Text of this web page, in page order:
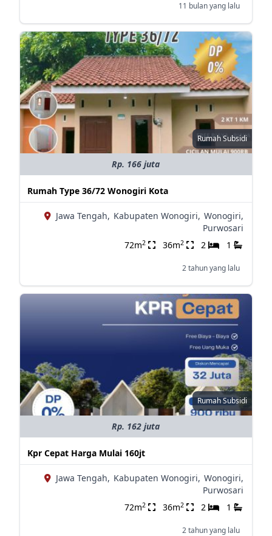
11 bulan yang lalu
Rumah Subsidi
Rp. 166 juta
Rumah Type 36/72 Wonogiri Kota
Jawa Tengah, Kabupaten Wonogiri, Wonogiri,
Purwosari
72m2 36m2 2 1
2 tahun yang lalu
Rumah Subsidi
Rp. 162 juta
Kpr Cepat Harga Mulai 160jt
Jawa Tengah, Kabupaten Wonogiri, Wonogiri,
Purwosari
72m2 36m2 2 1
2 tahun yang lalu